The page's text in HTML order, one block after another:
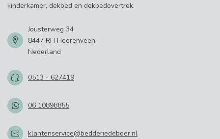
kinderkamer, dekbed en dekbedovertrek.
Jousterweg 34
8447 RH Heerenveen
Nederland
0513 - 627419
06 10898855
klantenservice@bedderiedeboer.nl